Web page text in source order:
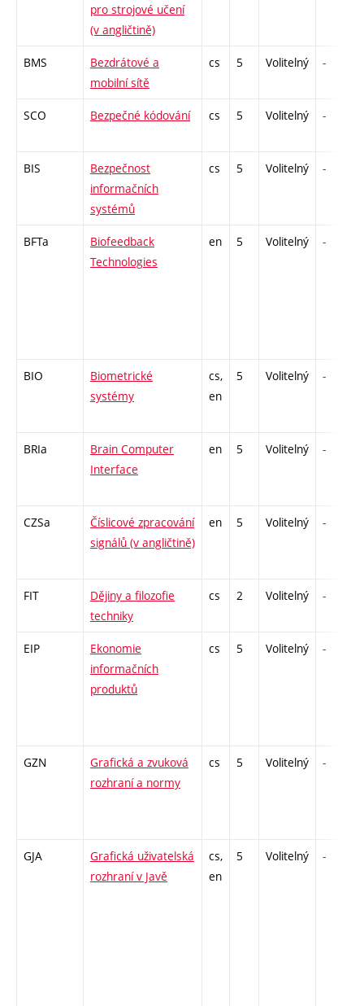
pro strojové učení
(v angličtině)
BMS
Bezdrátové a
mobilní sítě
cs 5 Volitelný -
SCO Bezpečné kódování cs 5 Volitelný -
BIS
Bezpečnost
informačních
systémů
cs 5 Volitelný -
BFTa
Biofeedback
Technologies
en 5 Volitelný -
BIO
Biometrické
systémy
cs,
en
5 Volitelný -
BRIa
Brain Computer
Interface
en 5 Volitelný -
CZSa
Číslicové zpracování
signálů (v angličtině)
en 5 Volitelný -
FIT
Dějiny a filozofie
techniky
cs 2 Volitelný -
EIP
Ekonomie
informačních
produktů
cs 5 Volitelný -
GZN
Grafická a zvuková
rozhraní a normy
cs 5 Volitelný -
GJA
Grafická uživatelská
rozhraní v Javě
cs,
en
5 Volitelný -